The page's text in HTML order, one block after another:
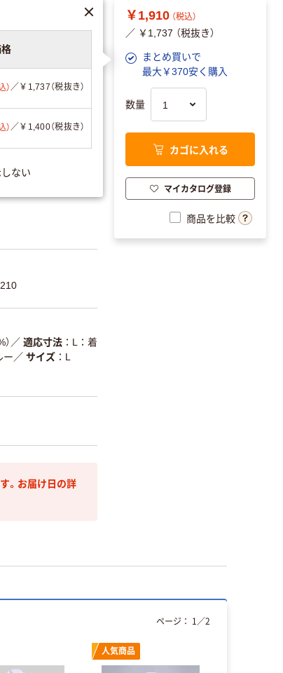
を見る
／ 適応寸法
L：着
ー ／ サイズ
L
。お届け日の詳
￥1,910 （税込）
／ ￥1,737 （税抜き）
まとめ買いで
最大￥370安く購入
）／￥1,737（税抜き）
）／￥1,400（税抜き）
ない
数量
カゴに入れる
マイカタログ登録
商品を比較
人気商品
ページ： 1 ／2